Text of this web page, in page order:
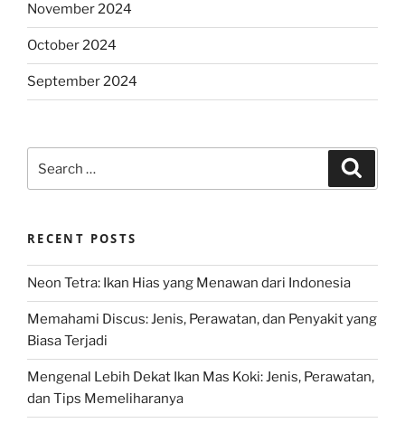
November 2024
October 2024
September 2024
for:
RECENT POSTS
Neon Tetra: Ikan Hias yang Menawan dari Indonesia
Memahami Discus: Jenis, Perawatan, dan Penyakit yang
Biasa Terjadi
Mengenal Lebih Dekat Ikan Mas Koki: Jenis, Perawatan,
dan Tips Memeliharanya